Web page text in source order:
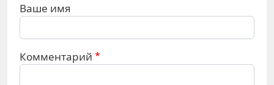
Ваше имя
Комментарий